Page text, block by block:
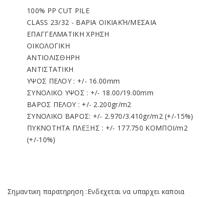
100% PP CUT PILE
CLASS 23/32 - ΒΑΡΙΑ ΟΙΚΙΑΚΉ/ΜΕΣΑΙΑ
ΕΠΑΓΓΕΛΜΑΤΙΚΗ ΧΡΗΣΗ
ΟΙΚΟΛΟΓΙΚΗ
ΑΝΤΙΟΛΙΣΘΗΡΗ
ΑΝΤΙΣΤΑΤΙΚΗ
ΥΨΟΣ ΠΕΛΟΥ : +/- 16.00mm
ΣΥΝΟΛΙΚΟ ΥΨΟΣ : +/- 18.00/19.00mm
ΒΑΡΟΣ ΠΕΛΟΥ : +/- 2.200gr/m2
ΣΥΝΟΛΙΚΟ ΒΑΡΟΣ: +/- 2.970/3.410gr/m2 (+/-15%)
ΠΥΚΝΟΤΗΤΑ ΠΛΕΞΗΣ : +/- 177.750 ΚΟΜΠΟΙ/m2
(+/-10%)
Σημαντικη παρατηρηση :Ενδεχεται να υπαρχει καποια